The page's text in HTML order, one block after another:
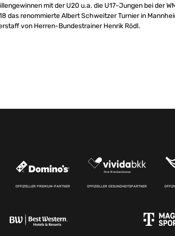
mit der U20 u.a. die U17-Jungen bei der
das renommierte Albert Schweitzer Turnier in
von Herren-Bundestrainer Henrik Rödl.
OFFIZIELLER PREMIUM-PARTNER OFFIZIELLER GESUNDHEITSPARTNER